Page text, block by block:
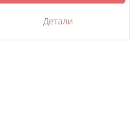
Детали